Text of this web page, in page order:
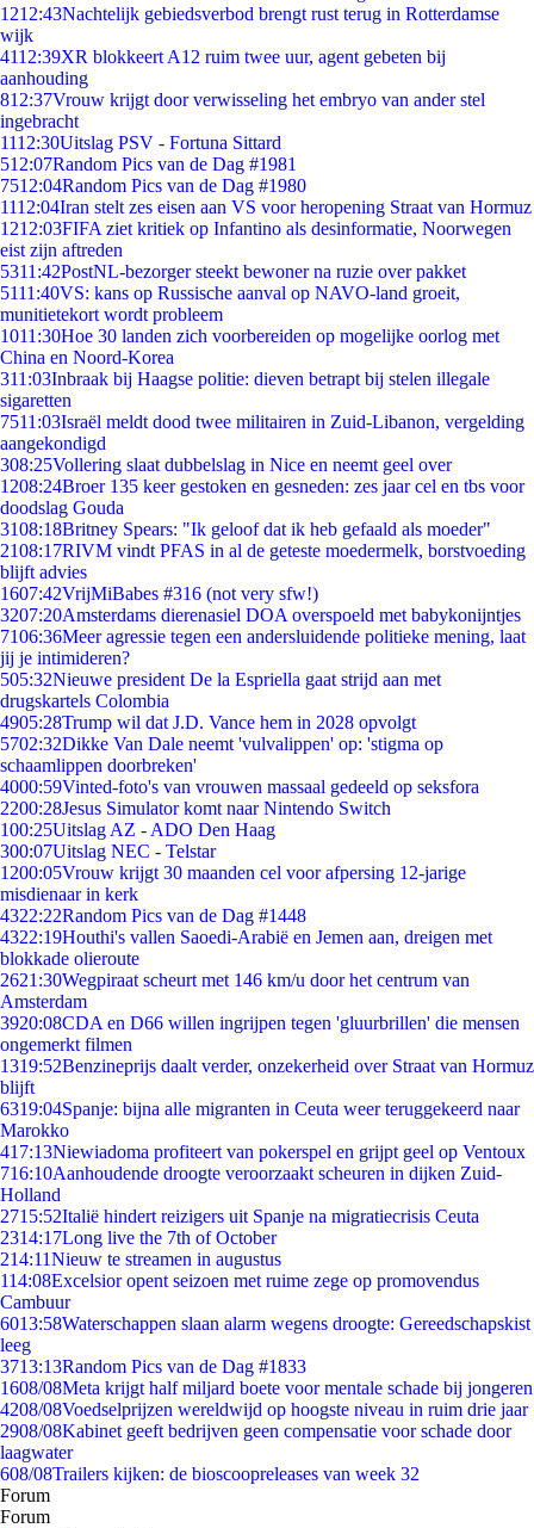
1212:43Nachtelijk gebiedsverbod brengt rust terug in Rotterdamse
wijk
4112:39XR blokkeert A12 ruim twee uur, agent gebeten bij
aanhouding
812:37Vrouw krijgt door verwisseling het embryo van ander stel
ingebracht
1112:30Uitslag PSV - Fortuna Sittard
512:07Random Pics van de Dag #1981
7512:04Random Pics van de Dag #1980
1112:04Iran stelt zes eisen aan VS voor heropening Straat van Hormuz
1212:03FIFA ziet kritiek op Infantino als desinformatie, Noorwegen
eist zijn aftreden
5311:42PostNL-bezorger steekt bewoner na ruzie over pakket
5111:40VS: kans op Russische aanval op NAVO-land groeit,
munitietekort wordt probleem
1011:30Hoe 30 landen zich voorbereiden op mogelijke oorlog met
China en Noord-Korea
311:03Inbraak bij Haagse politie: dieven betrapt bij stelen illegale
sigaretten
7511:03Israël meldt dood twee militairen in Zuid-Libanon, vergelding
aangekondigd
308:25Vollering slaat dubbelslag in Nice en neemt geel over
1208:24Broer 135 keer gestoken en gesneden: zes jaar cel en tbs voor
doodslag Gouda
3108:18Britney Spears: "Ik geloof dat ik heb gefaald als moeder"
2108:17RIVM vindt PFAS in al de geteste moedermelk, borstvoeding
blijft advies
1607:42VrijMiBabes #316 (not very sfw!)
3207:20Amsterdams dierenasiel DOA overspoeld met babykonijntjes
7106:36Meer agressie tegen een andersluidende politieke mening, laat
jij je intimideren?
505:32Nieuwe president De la Espriella gaat strijd aan met
drugskartels Colombia
4905:28Trump wil dat J.D. Vance hem in 2028 opvolgt
5702:32Dikke Van Dale neemt 'vulvalippen' op: 'stigma op
schaamlippen doorbreken'
4000:59Vinted-foto's van vrouwen massaal gedeeld op seksfora
2200:28Jesus Simulator komt naar Nintendo Switch
100:25Uitslag AZ - ADO Den Haag
300:07Uitslag NEC - Telstar
1200:05Vrouw krijgt 30 maanden cel voor afpersing 12-jarige
misdienaar in kerk
4322:22Random Pics van de Dag #1448
4322:19Houthi's vallen Saoedi-Arabië en Jemen aan, dreigen met
blokkade olieroute
2621:30Wegpiraat scheurt met 146 km/u door het centrum van
Amsterdam
3920:08CDA en D66 willen ingrijpen tegen 'gluurbrillen' die mensen
ongemerkt filmen
1319:52Benzineprijs daalt verder, onzekerheid over Straat van Hormuz
blijft
6319:04Spanje: bijna alle migranten in Ceuta weer teruggekeerd naar
Marokko
417:13Niewiadoma profiteert van pokerspel en grijpt geel op Ventoux
716:10Aanhoudende droogte veroorzaakt scheuren in dijken Zuid-
Holland
2715:52Italië hindert reizigers uit Spanje na migratiecrisis Ceuta
2314:17Long live the 7th of October
214:11Nieuw te streamen in augustus
114:08Excelsior opent seizoen met ruime zege op promovendus
Cambuur
6013:58Waterschappen slaan alarm wegens droogte: Gereedschapskist
leeg
3713:13Random Pics van de Dag #1833
1608/08Meta krijgt half miljard boete voor mentale schade bij jongeren
4208/08Voedselprijzen wereldwijd op hoogste niveau in ruim drie jaar
2908/08Kabinet geeft bedrijven geen compensatie voor schade door
laagwater
608/08Trailers kijken: de bioscoopreleases van week 32
Forum
Forum